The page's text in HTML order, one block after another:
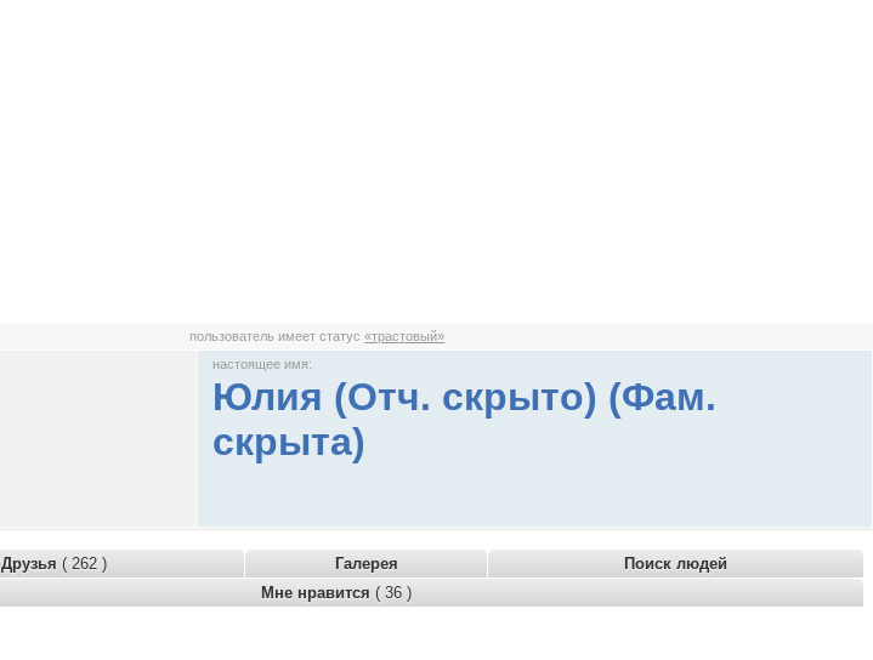
пользователь имеет статус«трастовый»
настоящее имя:
Юлия (Отч. скрыто) (Фам.
скрыта)
Друзья ( 262 ) Галерея
Поиск людей
Мне нравится ( 36 )